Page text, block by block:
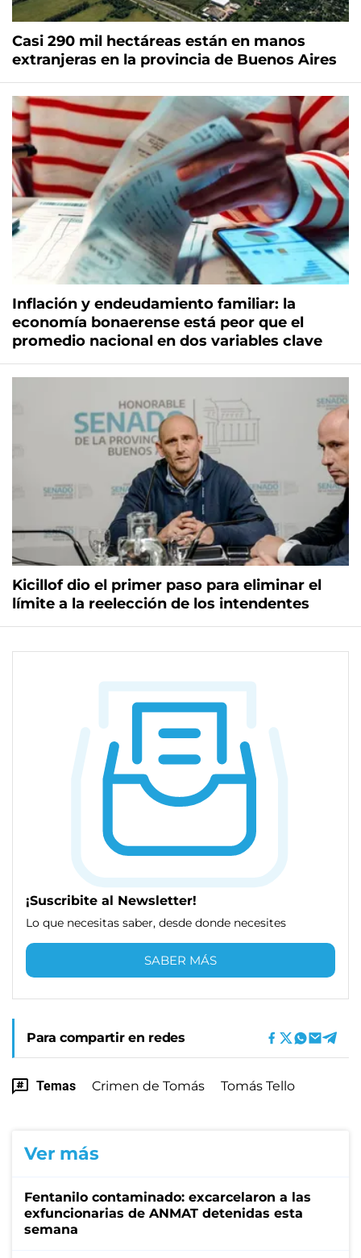
Casi 290 mil hectáreas están en manos
extranjeras en la provincia de Buenos Aires
Inflación y endeudamiento familiar: la
economía bonaerense está peor que el
promedio nacional en dos variables clave
Kicillof dio el primer paso para eliminar el
límite a la reelección de los intendentes
¡Suscribite al Newsletter!
Lo que necesitas saber, desde donde necesites
SABER MÁS
Para compartir en redes
Temas Crimen de Tomás Tomás Tello
Ver más
Fentanilo contaminado: excarcelaron a las
exfuncionarias de ANMAT detenidas esta
semana